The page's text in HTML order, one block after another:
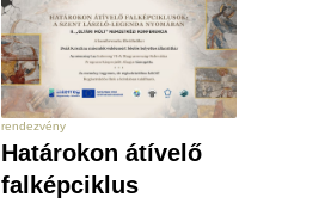
rendezvény
Határokon átívelő
falképciklus